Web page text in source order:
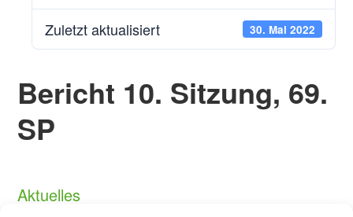
Zuletzt aktualisiert 30. Mai 2022
Bericht 10. Sitzung, 69.
SP
Aktuelles